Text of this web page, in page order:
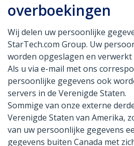
overboekingen
Wij delen uw persoonlijke
StarTech.com Group. Uw
worden opgeslagen en verwerkt
Als u via e-mail met ons
persoonlijke gegevens ook
servers in de Verenigde Staten.
Sommige van onze externe
Verenigde Staten van Amerika,
van uw persoonlijke gegevens
gegevens buiten Canada met